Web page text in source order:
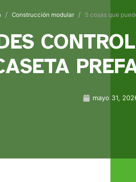
Construcción modular 5 cosas que
mayo 31,